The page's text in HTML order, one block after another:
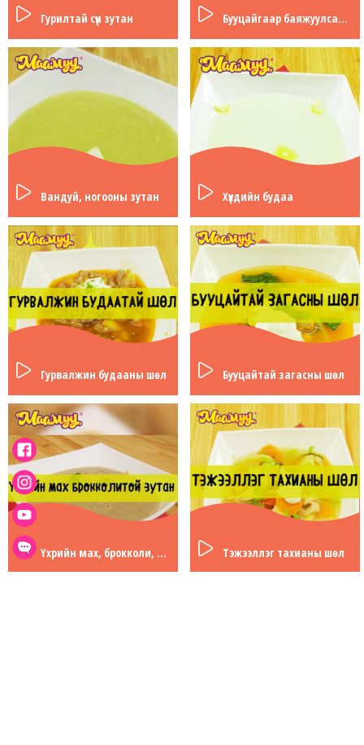
Гурилтай сүүн зутан Бууцайгаар баяжуулсан гурилтай шөл
Вандуй, ногооны зутан Хүүхдийн будаа
Гурвалжин будааны шөл Бууцайтай загасны шөл
Үхрийн мах, брокколи, төмстэй зутан Тэжээллэг тахианы шөл